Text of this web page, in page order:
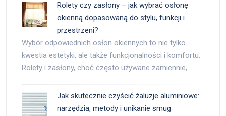
Rolety czy zasłony – jak wybrać osłonę
okienną dopasowaną do stylu, funkcji i
przestrzeni?
Wybór odpowiednich osłon okiennych to nie tylko
kwestia estetyki, ale także funkcjonalności i komfortu.
Rolety i zasłony, choć często używane zamiennie, …
Jak skutecznie czyścić żaluzje aluminiowe:
narzędzia, metody i unikanie smug